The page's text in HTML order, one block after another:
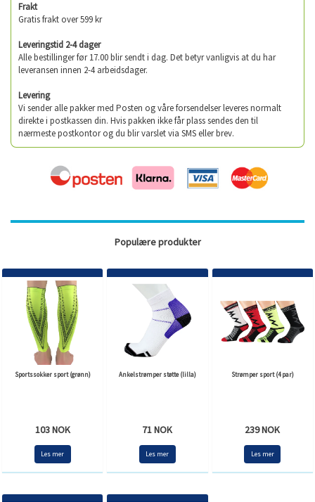
Frakt
Gratis frakt over 599 kr
Leveringstid 2-4 dager
Alle bestillinger før 17.00 blir sendt i dag. Det betyr vanligvis at du har
leveransen innen 2-4 arbeidsdager.
Levering
Vi sender alle pakker med Posten og våre forsendelser leveres normalt
direkte i postkassen din. Hvis pakken ikke får plass sendes den til
nærmeste postkontor og du blir varslet via SMS eller brev.
Populære produkter
Sportssokker sport (grønn)
103 NOK
Les mer
Ankelstrømper støtte (lilla)
71 NOK
Les mer
Strømper sport (4 par)
239 NOK
Les mer